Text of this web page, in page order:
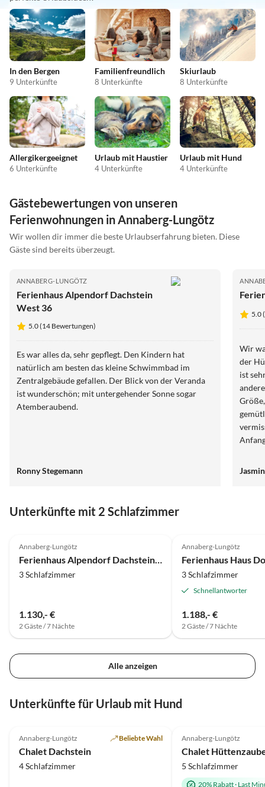
In den Bergen
9 Unterkünfte
Familienfreundlich
8 Unterkünfte
Skiurlaub
8 Unterkünfte
Allergikergeeignet
6 Unterkünfte
Urlaub mit Haustier
4 Unterkünfte
Urlaub mit Hund
4 Unterkünfte
Gästebewertungen von unseren
Ferienwohnungen in Annaberg-Lungötz
Wir wollen dir immer die beste Urlaubserfahrung bieten. Diese
Gäste sind bereits überzeugt.
ANNABERG-LUNGÖTZ
Ferienhaus Alpendorf Dachstein
West 36
5.0 (14 Bewertungen)
Es war alles da, sehr gepflegt. Den Kindern hat
natürlich am besten das kleine Schwimmbad im
Zentralgebäude gefallen. Der Blick von der Veranda
ist wunderschön; mit untergehender Sonne sogar
Atemberaubend.
Ronny Stegemann
5.0
Wir
der
ist
anderen
vermissen. Der Kontakt mit
Verfügung
Unterkünfte mit 2 Schlafzimmer
Annaberg-Lungötz
Ferienhaus Alpendorf Dachstein West 36
3 Schlafzimmer
1.130,- €
2 Gäste / 7 Nächte
Annaberg-Lungötz
Ferienhaus Haus
3 Schlafzimmer
Schnellantworter
1.188,- €
2 Gäste / 7 Nächte
Alle anzeigen
Unterkünfte für Urlaub mit Hund
Annaberg-Lungötz Beliebte Wahl
Chalet Dachstein
4 Schlafzimmer
Annaberg-Lungötz
Chalet
5 Schlafzimmer
20% Rabatt· Last